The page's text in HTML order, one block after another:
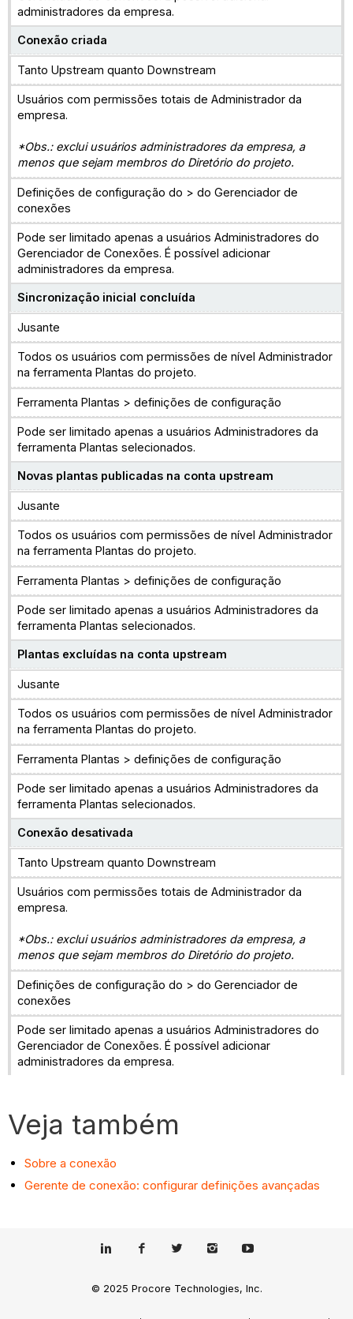
administradores da empresa.
Conexão criada
Tanto Upstream quanto Downstream
Usuários com permissões totais de Administrador da
empresa.
*Obs.: exclui usuários administradores da empresa, a
menos que sejam membros do Diretório do projeto.
Definições de configuração do > do Gerenciador de
conexões
Pode ser limitado apenas a usuários Administradores do
Gerenciador de Conexões. É possível adicionar
administradores da empresa.
Sincronização inicial concluída
Jusante
Todos os usuários com permissões de nível Administrador
na ferramenta Plantas do projeto.
Ferramenta Plantas > definições de configuração
Pode ser limitado apenas a usuários Administradores da
ferramenta Plantas selecionados.
Novas plantas publicadas na conta upstream
Jusante
Todos os usuários com permissões de nível Administrador
na ferramenta Plantas do projeto.
Ferramenta Plantas > definições de configuração
Pode ser limitado apenas a usuários Administradores da
ferramenta Plantas selecionados.
Plantas excluídas na conta upstream
Jusante
Todos os usuários com permissões de nível Administrador
na ferramenta Plantas do projeto.
Ferramenta Plantas > definições de configuração
Pode ser limitado apenas a usuários Administradores da
ferramenta Plantas selecionados.
Conexão desativada
Tanto Upstream quanto Downstream
Usuários com permissões totais de Administrador da
empresa.
*Obs.: exclui usuários administradores da empresa, a
menos que sejam membros do Diretório do projeto.
Definições de configuração do > do Gerenciador de
conexões
Pode ser limitado apenas a usuários Administradores do
Gerenciador de Conexões. É possível adicionar
administradores da empresa.
Veja também
Sobre a conexão
Gerente de conexão: configurar definições avançadas
© 2025 Procore Technologies, Inc.